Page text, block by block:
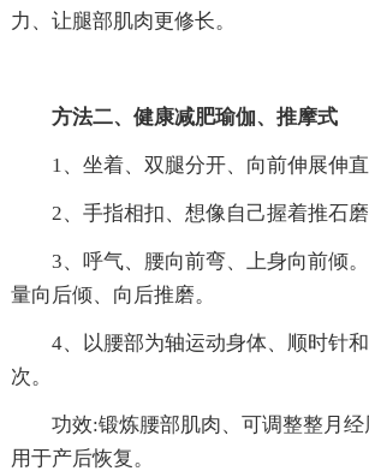
力、让腿部肌肉更修长。
方法二、健康减肥瑜伽、推摩式
1、坐着、双腿分开、向前伸展伸直
2、手指相扣、想像自己握着推石磨
3、呼气、腰向前弯、上身向前倾
量向后倾、向后推磨。
4、以腰部为轴运动身体、顺时针
次。
功效:锻炼腰部肌肉、可调整整月
用于产后恢复。